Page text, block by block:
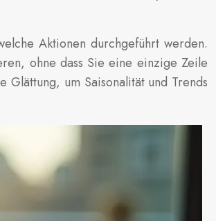
Aktionen durchgeführt werden.
ohne dass Sie eine einzige Zeile
um Saisonalität und Trends